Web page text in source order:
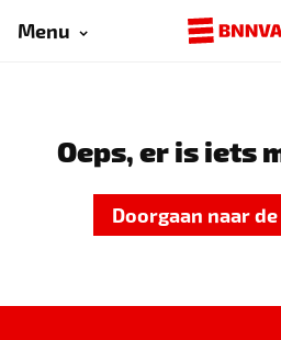
Menu
Oeps, er is iets
Doorgaan naar